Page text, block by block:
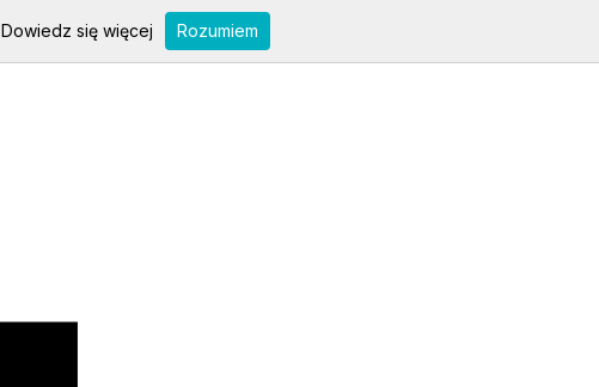
Dowiedz się więcej Rozumiem